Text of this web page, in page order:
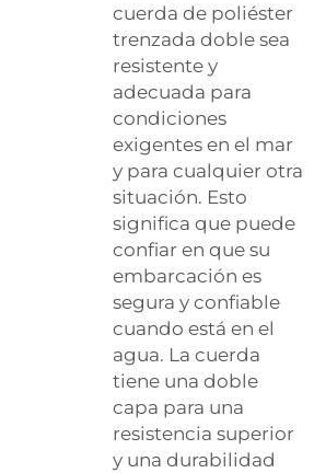
cuerda de poliéster
trenzada doble sea
resistente y
adecuada para
condiciones
exigentes en el mar
y para cualquier otra
situación. Esto
significa que puede
confiar en que su
embarcación es
segura y confiable
cuando está en el
agua. La cuerda
tiene una doble
capa para una
resistencia superior
y una durabilidad